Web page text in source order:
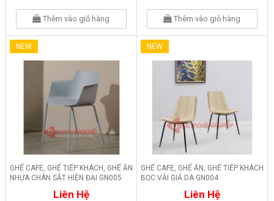
Thêm vào giỏ hàng Thêm vào giỏ hàng
NEW
GHẾ CAFE, GHẾ TIẾP KHÁCH, GHẾ ĂN
NHỰA CHÂN SẮT HIỆN ĐẠI GN005
Liên Hệ
NEW
GHẾ CAFE, GHẾ ĂN, GHẾ TIẾP KHÁCH
BỌC VẢI GIẢ DA GN004
Liên Hệ